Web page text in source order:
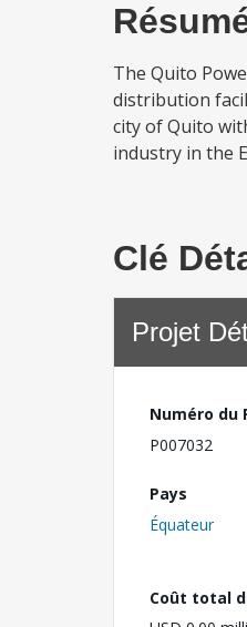
The Quito
distribution
city of Quito
industry in the
Clé
Projet
Numéro du
P007032
Pays
Équateur
Coût total